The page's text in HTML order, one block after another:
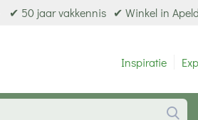
✔ 50 jaar vakkennis ✔ Winkel in
Inspiratie